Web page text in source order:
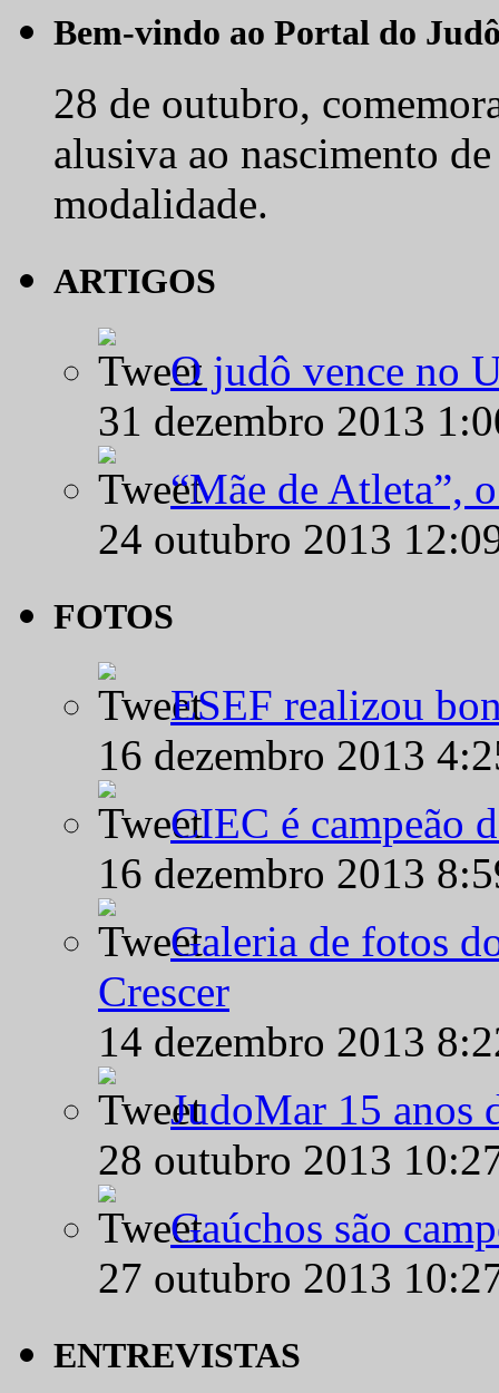
Bem-vindo ao Portal do
28 de outubro,
alusiva ao nascimento
modalidade.
ARTIGOS
O judô vence no
31 dezembro 2013
“Mãe de Atleta”,
24 outubro 2013
FOTOS
ESEF realizou
16 dezembro 2013
CIEC é campeão
16 dezembro 2013
Galeria de fotos
Crescer
14 dezembro 2013
JudoMar 15 anos
28 outubro 2013
Gaúchos são
27 outubro 2013
ENTREVISTAS